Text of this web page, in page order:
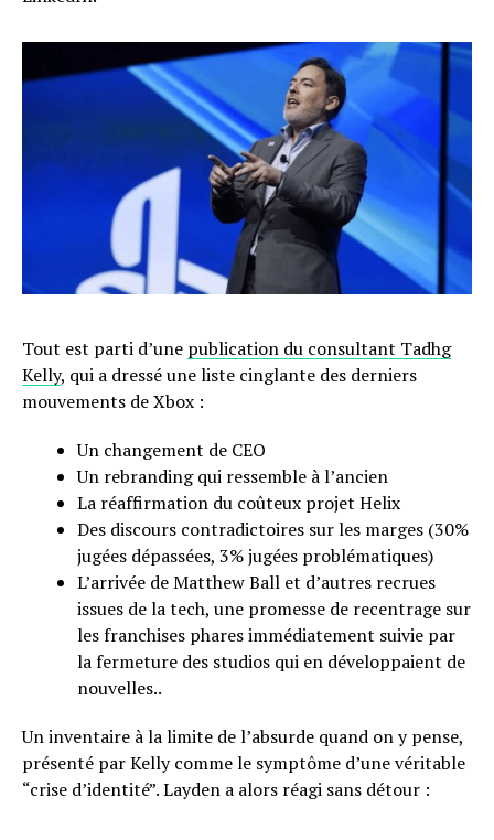
Tout est parti d’une publication du consultant Tadhg
Kelly, qui a dressé une liste cinglante des derniers
mouvements de Xbox :
Un changement de CEO
Un rebranding qui ressemble à l’ancien
La réaffirmation du coûteux projet Helix
Des discours contradictoires sur les marges (30%
jugées dépassées, 3% jugées problématiques)
L’arrivée de Matthew Ball et d’autres recrues
issues de la tech, une promesse de recentrage sur
les franchises phares immédiatement suivie par
la fermeture des studios qui en développaient de
nouvelles..
Un inventaire à la limite de l’absurde quand on y pense,
présenté par Kelly comme le symptôme d’une véritable
“crise d’identité”. Layden a alors réagi sans détour :